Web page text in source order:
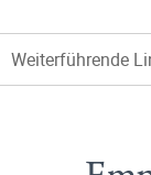
Weiterführende